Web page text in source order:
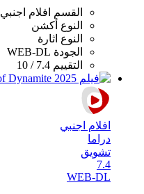
القسم
افلام اجنبي
النوع أكشن
النوع اثارة
الجودة WEB-DL
التقييم 7.4 / 10
افلام اجنبي
دراما
تشويق
7.4
WEB-DL